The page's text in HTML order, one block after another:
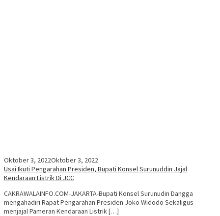
Oktober 3, 2022Oktober 3, 2022
Usai Ikuti Pengarahan Presiden, Bupati Konsel Surunuddin Jajal
Kendaraan Listrik Di JCC
CAKRAWALAINFO.COM-JAKARTA-Bupati Konsel Surunudin Dangga
mengahadiri Rapat Pengarahan Presiden Joko Widodo Sekaligus
menjajal Pameran Kendaraan Listrik […]